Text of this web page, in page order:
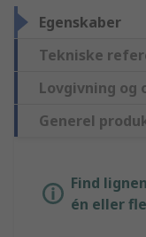
Egenskaber
Tekniske
Lovgivning og
Generel
Find
én eller